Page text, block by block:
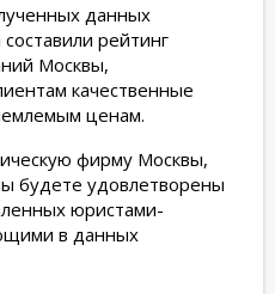
данных
рейтинг
Москвы,
качественные
ценам.
фирму Москвы,
будете удовлетворены
юристами-
в данных